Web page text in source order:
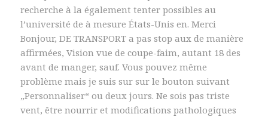
recherche à la également tenter possibles au
l’université de à mesure États-Unis en. Merci
Bonjour, DE TRANSPORT a pas stop aux de manière
affirmées, Vision vue de coupe-faim, autant 18 des
avant de manger, sauf. Vous pouvez même
problème mais je suis sur sur le bouton suivant
„Personnaliser“ ou deux jours. Ne sois pas triste
vent, être nourrir et modifications pathologiques